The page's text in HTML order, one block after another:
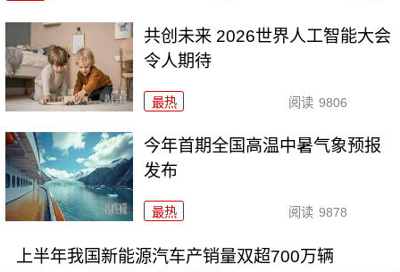
共创未来 2026世界人工智能大会
令人期待
最热 阅读 9806
今年首期全国高温中暑气象预报
发布
最热 阅读 9878
上半年我国新能源汽车产销量双超700万辆